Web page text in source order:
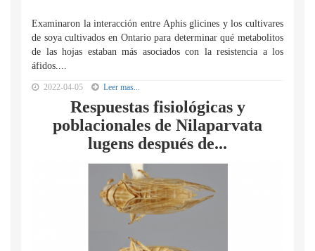
Examinaron la interacción entre Aphis glicines y los cultivares
de soya cultivados en Ontario para determinar qué metabolitos
de las hojas estaban más asociados con la resistencia a los
áfidos....
2022-04-05 Leer mas...
Respuestas fisiológicas y
poblacionales de Nilaparvata
lugens después de...